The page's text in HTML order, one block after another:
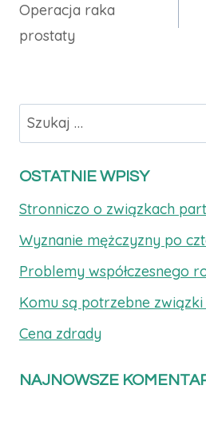
wpisu
Operacja raka
prostaty
Szukaj:
OSTATNIE WPISY
Stronniczo o związkach
Wyznanie mężczyzny po
Problemy współczesnego
Komu są potrzebne
Cena zdrady
NAJNOWSZE